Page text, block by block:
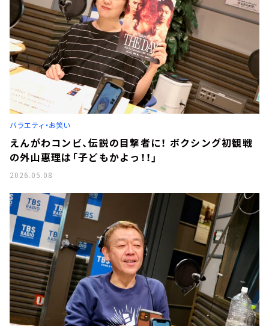
バラエティ・お笑い
えんがわコンビ、伝説の目撃者に！ ボクシング初観戦
の外山惠理は「子どもかよっ！！」
2026.05.08